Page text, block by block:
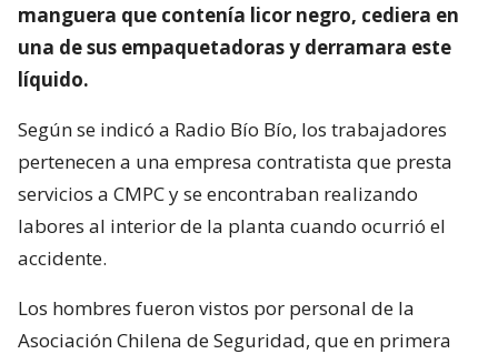
manguera que contenía licor negro, cediera en
una de sus empaquetadoras y derramara este
líquido.
Según se indicó a Radio Bío Bío, los trabajadores
pertenecen a una empresa contratista que presta
servicios a CMPC y se encontraban realizando
labores al interior de la planta cuando ocurrió el
accidente.
Los hombres fueron vistos por personal de la
Asociación Chilena de Seguridad, que en primera